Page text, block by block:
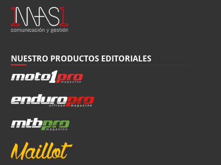
NUESTRO PRODUCTOS EDITORIALES